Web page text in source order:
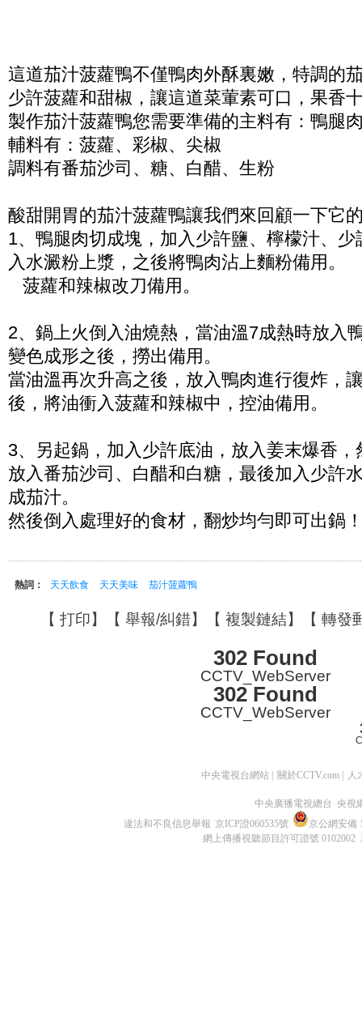
這道茄汁菠蘿鴨不僅鴨肉外酥裏嫩，特調的
少許菠蘿和甜椒，讓這道菜葷素可口，果香
製作茄汁菠蘿鴨您需要準備的主料有：鴨腿
輔料有：菠蘿、彩椒、尖椒
調料有番茄沙司、糖、白醋、生粉
酸甜開胃的茄汁菠蘿鴨讓我們來回顧一下它
1、鴨腿肉切成塊，加入少許鹽、檸檬汁、
入水澱粉上漿，之後將鴨肉沾上麵粉備用。
菠蘿和辣椒改刀備用。
2、鍋上火倒入油燒熱，當油溫7成熱時放入
變色成形之後，撈出備用。
當油溫再次升高之後，放入鴨肉進行復炸，
後，將油衝入菠蘿和辣椒中，控油備用。
3、另起鍋，加入少許底油，放入姜末爆香
放入番茄沙司、白醋和白糖，最後加入少許
成茄汁。
然後倒入處理好的食材，翻炒均勻即可出鍋
熱詞： 天天飲食 天天美味 茄汁菠蘿鴨
【 打印】【 舉報/糾錯】【 複製鏈結】【 轉發
302 Found
CCTV_WebServer
302 Found
CCTV_WebServer
中央電視台網站 關於CCTV.com 人
中央廣播電視總台 央視
違法和不良信息舉報 京ICP證060535號
京公網安備
網上傳播視聽節目許可證號 0102002